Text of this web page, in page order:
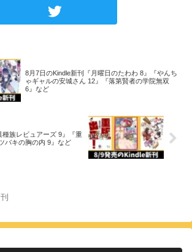
8月7日のKindle新刊『月曜日のたわわ 8』『やんち
ゃギャルの安城さん 12』『落第賢者の学院無双
6』など
種族レビュアーズ 9』『重
バキの胸の内 9』など